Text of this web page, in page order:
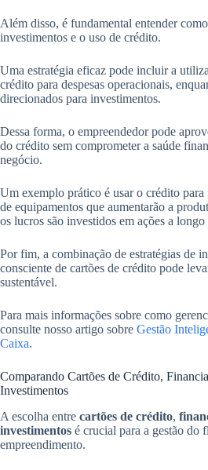
Além disso, é fundamental entender
investimentos e o uso de crédito.
Uma estratégia eficaz pode incluir a
crédito para despesas operacionais,
direcionados para investimentos.
Dessa forma, o empreendedor pode
do crédito sem comprometer a saúde
negócio.
Um exemplo prático é usar o crédito
de equipamentos que aumentarão a
os lucros são investidos em ações a longo
Por fim, a combinação de estratégias de
consciente de cartões de crédito pode
sustentável.
Para mais informações sobre como
consulte nosso artigo sobre Gestão
Caixa.
Comparando Cartões de Crédito,
Investimentos
A escolha entre cartões de crédito,
investimentos é crucial para a gestão do
empreendimento.